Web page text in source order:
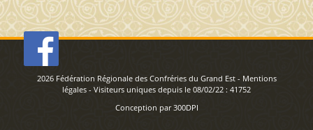
2026 Fédération Régionale des Confréries du Grand Est- Mentions
légales - Visiteurs uniques depuis le 08/02/22 : 41752
Conception par300DPI